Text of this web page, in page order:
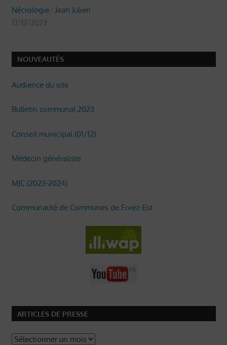
Nécrologie : Jean Julien
13/12/2023
NOUVEAUTÉS
Audience du site
Bulletin communal 2023
Conseil municipal (01/12)
Médecin généraliste
MJC (2023-2024)
Communauté de Communes de Forez-Est
ARTICLES DE PRESSE
Articles